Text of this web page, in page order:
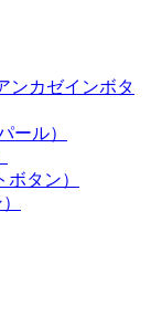
ンカゼインボタ
ール）
タン）